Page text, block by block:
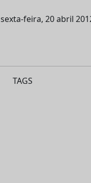
sexta-feira, 20 abril
TAGS